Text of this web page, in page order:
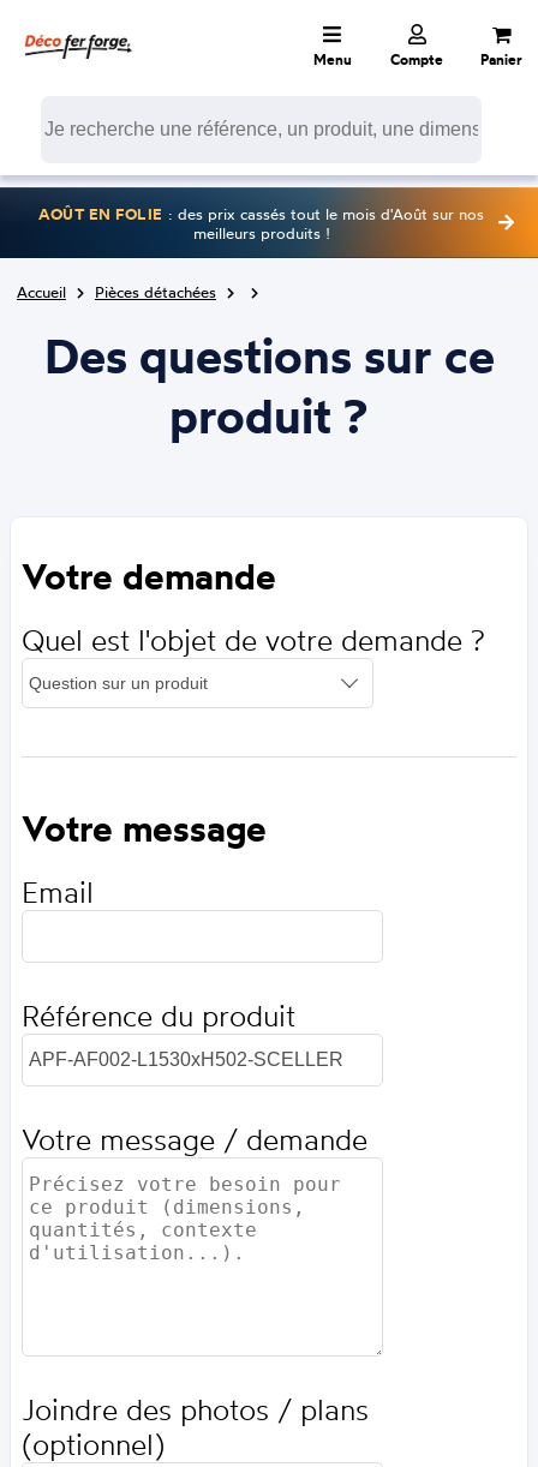
Menu Compte Panier
AOÛT EN FOLIE : des prix cassés tout le mois d'Août sur nos
meilleurs produits !
Accueil Pièces détachées
Des questions sur ce
produit ?
Votre demande
Quel est l'objet de votre demande ?
Votre message
Email
Référence du produit
Votre message / demande
Joindre des photos / plans
(optionnel)